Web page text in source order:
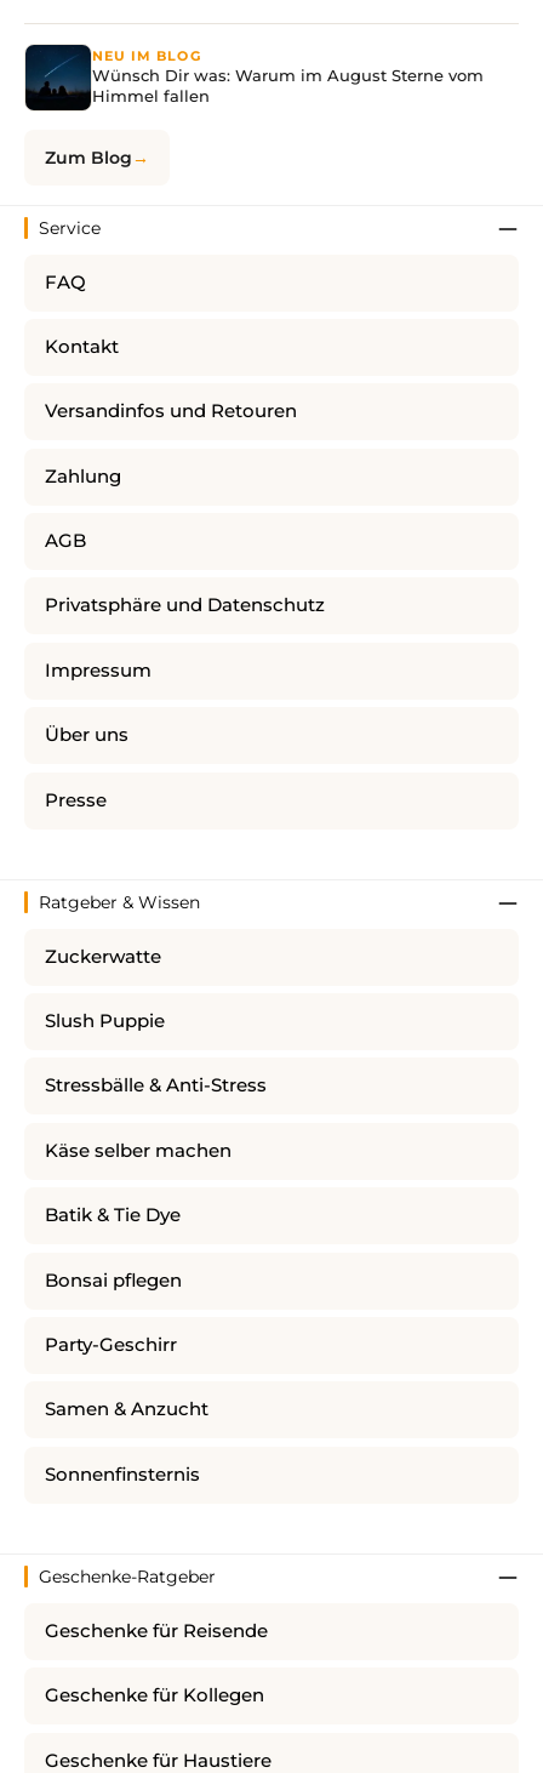
NEU IM BLOG
Wünsch Dir was: Warum im August Sterne vom
Himmel fallen
Zum Blog
Service
FAQ
Kontakt
Versandinfos und Retouren
Zahlung
AGB
Privatsphäre und Datenschutz
Impressum
Über uns
Presse
Ratgeber & Wissen
Zuckerwatte
Slush Puppie
Stressbälle & Anti-Stress
Käse selber machen
Batik & Tie Dye
Bonsai pflegen
Party-Geschirr
Samen & Anzucht
Sonnenfinsternis
Geschenke-Ratgeber
Geschenke für Reisende
Geschenke für Kollegen
Geschenke für Haustiere